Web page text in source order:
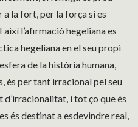
a la fort, per la força si es
l’afirmació hegeliana es
hegeliana en el seu propi
de la història humana,
és per tant irracional pel seu
d’irracionalitat, i tot ço que és
és destinat a esdevindre real,